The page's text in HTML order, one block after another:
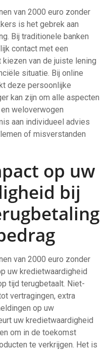
van 2000 euro zonder
is het gebrek aan
Bij traditionele banken
contact met een
van de juiste lening
situatie. Bij online
deze persoonlijke
kan zijn om alle aspecten
weloverwogen
aan individueel advies
of misverstanden
op uw
bij
van 2000 euro zonder
uw kredietwaardigheid
tijd terugbetaalt. Niet-
vertragingen, extra
op uw
uw kredietwaardigheid
om in de toekomst
te verkrijgen. Het is